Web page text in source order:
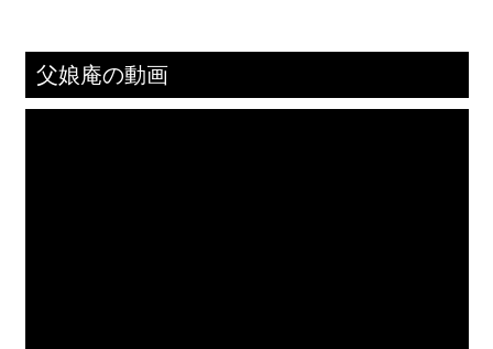
父娘庵の動画